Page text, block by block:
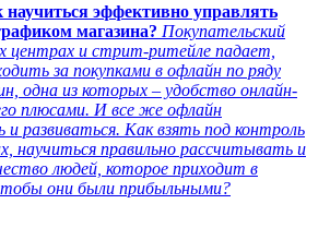
научиться эффективно управлять
магазина? Покупательский
центрах и стрит-ритейле падает,
за покупками в офлайн по ряду
одна из которых – удобство онлайн-
плюсами. И все же офлайн
развиваться. Как взять под контроль
научиться правильно рассчитывать и
людей, которое приходит в
они были прибыльными?